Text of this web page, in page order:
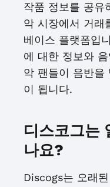
작품 정보를 공유
악 시장에서 거래
베이스 플랫폼입
에 대한 정보와
악 팬들이 음반을
이 됩니다.
디스코그는
나요?
Discogs는 오래